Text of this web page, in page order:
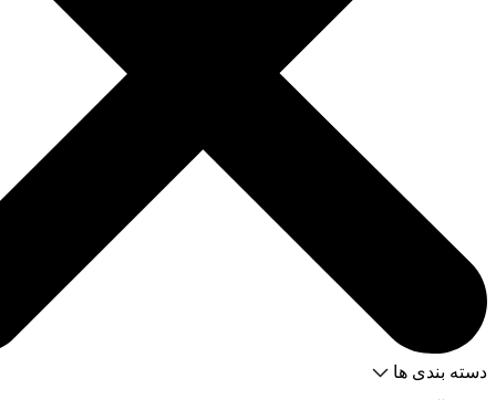
دسته بندی ها